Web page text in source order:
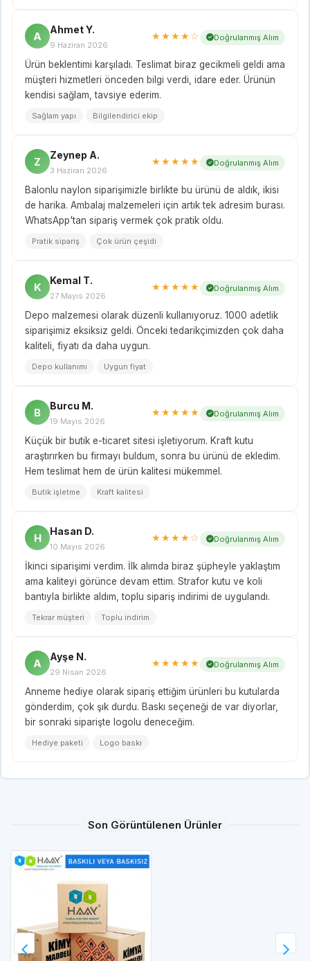
A
Ahmet Y.
9 Haziran 2026
★★★★☆ Doğrulanmış Alım
Ürün beklentimi karşıladı. Teslimat biraz gecikmeli geldi ama
müşteri hizmetleri önceden bilgi verdi, idare eder. Ürünün
kendisi sağlam, tavsiye ederim.
Sağlam yapı Bilgilendirici ekip
Z
Zeynep A.
3 Haziran 2026
★★★★★ Doğrulanmış Alım
Balonlu naylon siparişimizle birlikte bu ürünü de aldık, ikisi
de harika. Ambalaj malzemeleri için artık tek adresim burası.
WhatsApp'tan sipariş vermek çok pratik oldu.
Pratik sipariş Çok ürün çeşidi
K
Kemal T.
27 Mayıs 2026
★★★★★ Doğrulanmış Alım
Depo malzemesi olarak düzenli kullanıyoruz. 1000 adetlik
siparişimiz eksiksiz geldi. Önceki tedarikçimizden çok daha
kaliteli, fiyatı da daha uygun.
Depo kullanımı Uygun fiyat
B
Burcu M.
19 Mayıs 2026
★★★★★ Doğrulanmış Alım
Küçük bir butik e-ticaret sitesi işletiyorum. Kraft kutu
araştırırken bu firmayı buldum, sonra bu ürünü de ekledim.
Hem teslimat hem de ürün kalitesi mükemmel.
Butik işletme Kraft kalitesi
H
Hasan D.
10 Mayıs 2026
★★★★☆ Doğrulanmış Alım
İkinci siparişimi verdim. İlk alımda biraz şüpheyle yaklaştım
ama kaliteyi görünce devam ettim. Strafor kutu ve koli
bantıyla birlikte aldım, toplu sipariş indirimi de uygulandı.
Tekrar müşteri Toplu indirim
A
Ayşe N.
29 Nisan 2026
★★★★★ Doğrulanmış Alım
Anneme hediye olarak sipariş ettiğim ürünleri bu kutularda
gönderdim, çok şık durdu. Baskı seçeneği de var diyorlar,
bir sonraki siparişte logolu deneceğim.
Hediye paketi Logo baskı
Son Görüntülenen Ürünler